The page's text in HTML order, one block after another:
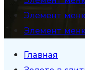
Элемент
Элемент
Главная